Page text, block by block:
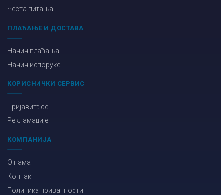
Честа питања
ПЛАЋАЊЕ И ДОСТАВА
Начин плаћања
Начин испоруке
КОРИСНИЧКИ СЕРВИС
Пријавите се
Рекламације
КОМПАНИЈА
О нама
Контакт
Политика приватности